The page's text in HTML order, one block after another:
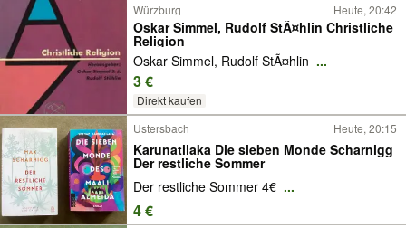
Würzburg Heute, 20:42
Oskar Simmel, Rudolf StÃ¤hlin Christliche
Religion
Oskar Simmel, Rudolf StÃ¤hlin ...
3 €
Direkt kaufen
Ustersbach
Heute, 20:15
Karunatilaka Die sieben Monde Scharnigg
Der restliche Sommer
Der restliche Sommer 4€ ...
4 €